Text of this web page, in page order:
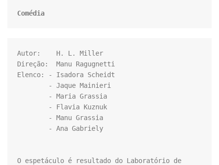
Comédia
Autor:    H. L. Miller
Direção:  Manu Ragugnetti
Elenco: - Isadora Scheidt
O espetáculo é resultado do Laboratório de